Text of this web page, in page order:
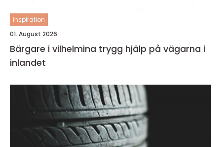
inspiration
01. August 2026
Bärgare i vilhelmina trygg hjälp på vägarna i
inlandet